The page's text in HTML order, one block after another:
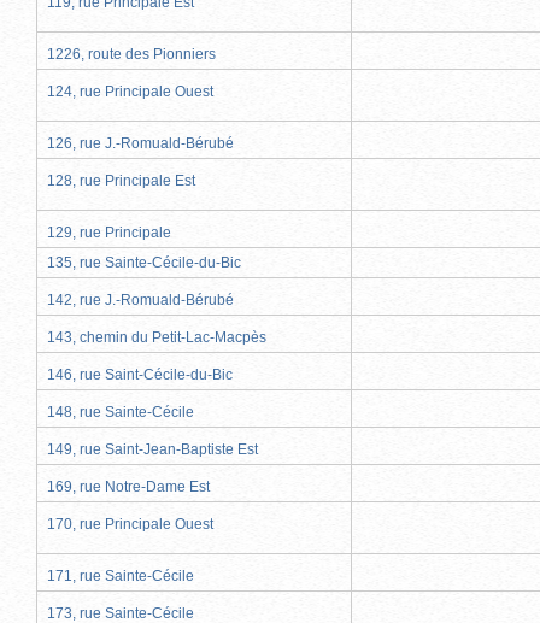
1226, route des Pionniers
124, rue Principale Ouest
126, rue J.-Romuald-Bérubé
128, rue Principale Est
129, rue Principale
135, rue Sainte-Cécile-du-Bic
142, rue J.-Romuald-Bérubé
143, chemin du Petit-Lac-Macpès
146, rue Saint-Cécile-du-Bic
148, rue Sainte-Cécile
149, rue Saint-Jean-Baptiste Est
169, rue Notre-Dame Est
170, rue Principale Ouest
171, rue Sainte-Cécile
173, rue Sainte-Cécile